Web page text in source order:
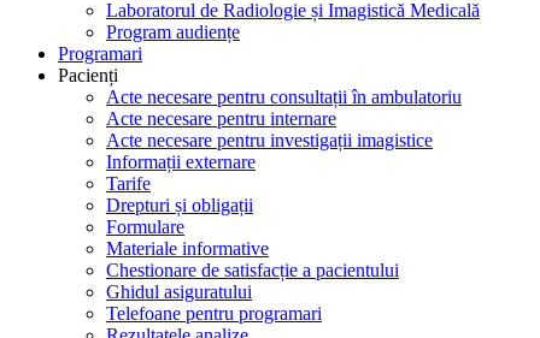
Laboratorul de Radiologie și Imagistică Medicală
Program audiențe
Programari
Pacienți
Acte necesare pentru consultații în ambulatoriu
Acte necesare pentru internare
Acte necesare pentru investigații imagistice
Informații externare
Tarife
Drepturi și obligații
Formulare
Materiale informative
Chestionare de satisfacție a pacientului
Ghidul asiguratului
Telefoane pentru programari